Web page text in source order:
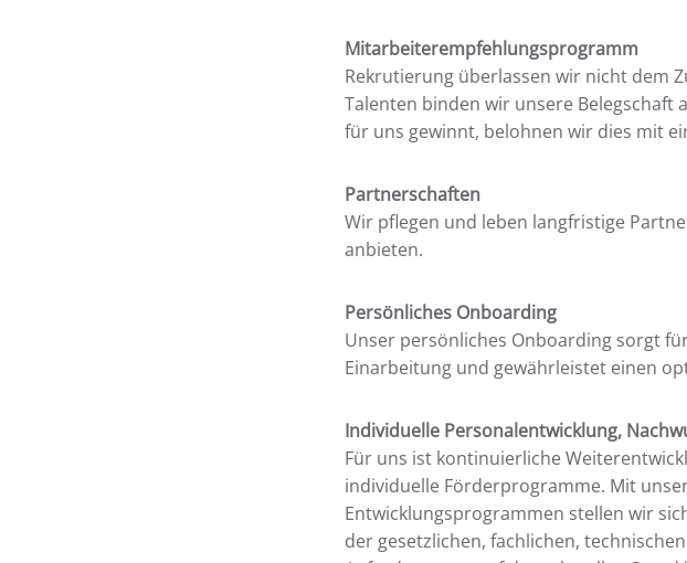
Mitarbeiterempfehlungsprogramm
Rekrutierung überlassen wir nicht dem
Talenten binden wir unsere Belegschaft
für uns gewinnt, belohnen wir dies mit
Partnerschaften
Wir pflegen und leben langfristige
anbieten.
Persönliches Onboarding
Unser persönliches Onboarding sorgt
Einarbeitung und gewährleistet einen
Individuelle Personalentwicklung,
Für uns ist kontinuierliche
individuelle Förderprogramme. Mit
Entwicklungsprogrammen stellen wir
der gesetzlichen, fachlichen,